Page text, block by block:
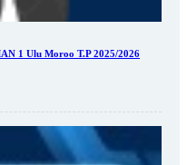
1 Ulu Moroo T.P 2025/2026